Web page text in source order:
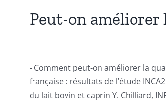
Peut-on
- Comment peut-on améliorer la
française : résultats de l’étude
du lait bovin et caprin Y. Chilliard,